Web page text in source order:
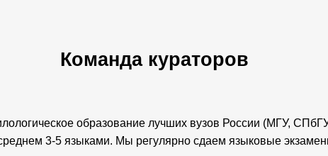
Команда кураторов
образование лучших вузов России (МГУ,
3-5 языками. Мы регулярно сдаем языковые